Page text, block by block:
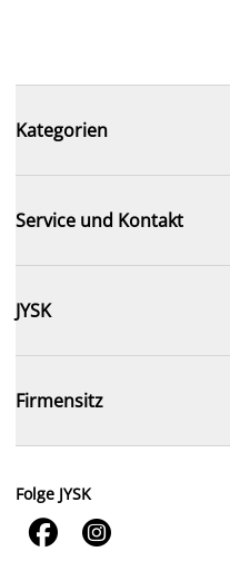
Kategorien
Service und Kontakt
JYSK
Firmensitz
Folge JYSK
 